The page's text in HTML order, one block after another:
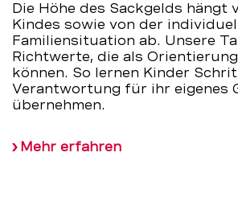
Die Höhe des Sackgelds hängt
Kindes sowie von der
Familiensituation ab. Unsere
Richtwerte, die als
können. So lernen Kinder
Verantwortung für ihr eigenes
übernehmen.
Mehr erfahren